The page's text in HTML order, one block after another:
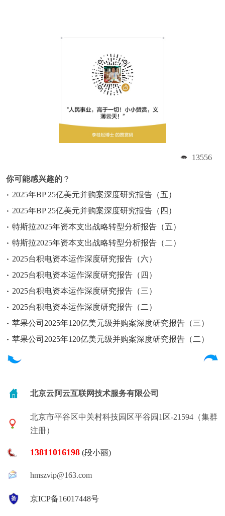
13556
你可能感兴趣的 ？
2025年BP 25亿美元并购案深度研究报告（五）
2025年BP 25亿美元并购案深度研究报告（四）
特斯拉2025年资本支出战略转型分析报告（五）
特斯拉2025年资本支出战略转型分析报告（二）
2025台积电资本运作深度研究报告（六）
2025台积电资本运作深度研究报告（四）
2025台积电资本运作深度研究报告（三）
2025台积电资本运作深度研究报告（二）
苹果公司2025年120亿美元级并购案深度研究报告（三）
苹果公司2025年120亿美元级并购案深度研究报告（二）
北京云阿云互联网技术服务有限公司
北京市平谷区中关村科技园区平谷园1区-21594（集群
注册）
13811016198 (段小丽)
hmszvip@163.com
京ICP备16017448号